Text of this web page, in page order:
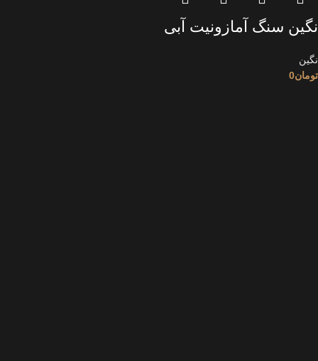
نگین سنگ آمازونیت آبی
نگین
تومان0